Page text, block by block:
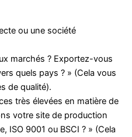
ou une société
marchés ? Exportez-vous
quels pays ? » (Cela vous
de qualité).
très élevées en matière de
votre site de production
ISO 9001 ou BSCI ? » (Cela